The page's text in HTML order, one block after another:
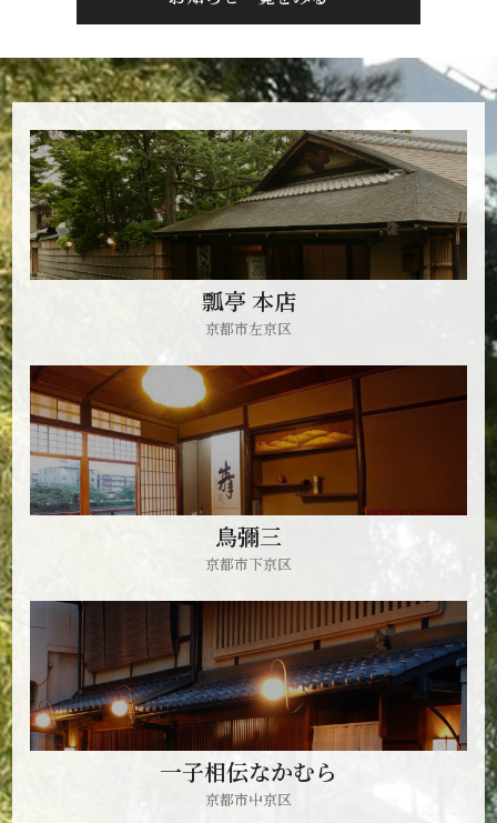
瓢亭 本店
京都市左京区
鳥彌三
京都市下京区
一子相伝なかむら
京都市中京区